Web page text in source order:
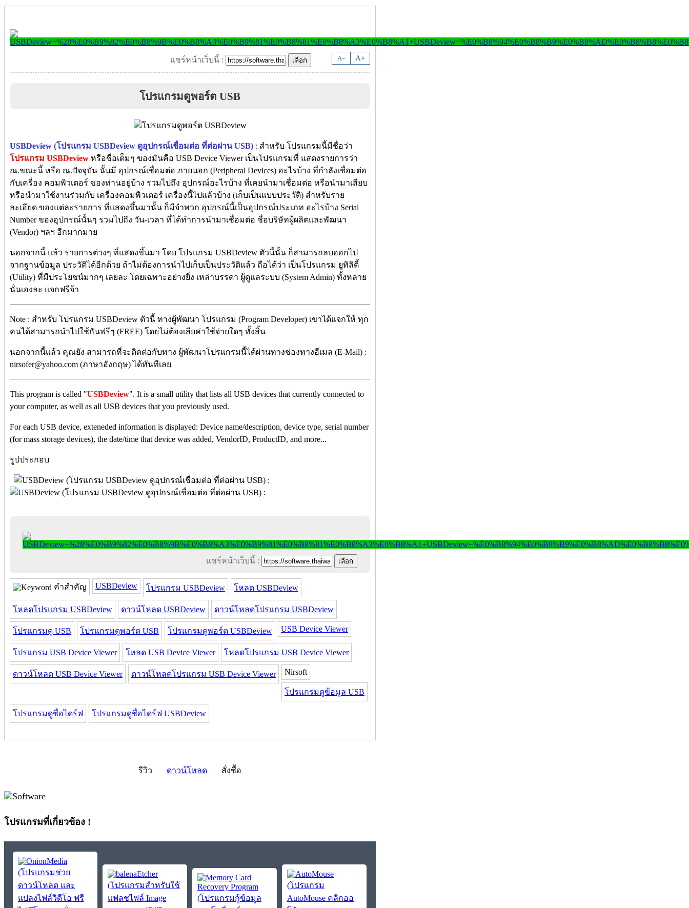
A- A+
แชร์หน้าเว็บนี้ :
โปรแกรมดูพอร์ต USB
USBDeview (โปรแกรม USBDeview ดูอุปกรณ์เชื่อมต่อ ที่ต่อผ่าน USB) : สำหรับ โปรแกรมนี้มีชื่อว่า
โปรแกรม USBDeview หรือชื่อเต็มๆ ของมันคือ USB Device Viewer เป็นโปรแกรมที่ แสดงรายการว่า
ณ.ขณะนี้ หรือ ณ.ปัจจุบัน นั้นมี อุปกรณ์เชื่อมต่อ ภายนอก (Peripheral Devices) อะไรบ้าง ที่กำลังเชื่อมต่อ
กับเครื่อง คอมพิวเตอร์ ของท่านอยู่บ้าง รวมไปถึง อุปกรณ์อะไรบ้าง ที่เคยนำมาเชื่อมต่อ หรือนำมาเสียบ
หรือนำมาใช้งานร่วมกับ เครื่องคอมพิวเตอร์ เครื่องนี้ไปแล้วบ้าง (เก็บเป็นแบบประวัติ) สำหรับราย
ละเอียด ของแต่ละรายการ ที่แสดงขึ้นมานั้น ก็มีจำพวก อุปกรณ์นี้เป็นอุปกรณ์ประเภท อะไรบ้าง Serial
Number ของอุปกรณ์นั้นๆ รวมไปถึง วัน-เวลา ที่ได้ทำการนำมาเชื่อมต่อ ชื่อบริษัทผู้ผลิตและพัฒนา
(Vendor) ฯลฯ อีกมากมาย
นอกจากนี้ แล้ว รายการต่างๆ ที่แสดงขึ้นมา โดย โปรแกรม USBDeview ตัวนี้นั้น ก็สามารถลบออกไป
จากฐานข้อมูล ประวัติได้อีกด้วย ถ้าไม่ต้องการนำไปเก็บเป็นประวัติแล้ว ถือได้ว่า เป็นโปรแกรม ยูทิลิตี้
(Utility) ที่มีประโยชน์มากๆ เลยละ โดยเฉพาะอย่างยิ่ง เหล่าบรรดา ผู้ดูแลระบบ (System Admin) ทั้งหลาย
นั่นเองละ แจกฟรีจ้า
Note : สำหรับ โปรแกรม USBDeview ตัวนี้ ทางผู้พัฒนา โปรแกรม (Program Developer) เขาได้แจกให้ ทุก
คนได้สามารถนำไปใช้กันฟรีๆ (FREE) โดยไม่ต้องเสียค่าใช้จ่ายใดๆ ทั้งสิ้น
นอกจากนี้แล้ว คุณยัง สามารถที่จะติดต่อกับทาง ผู้พัฒนาโปรแกรมนี้ได้ผ่านทางช่องทางอีเมล (E-Mail) :
nirsofer@yahoo.com (ภาษาอังกฤษ) ได้ทันทีเลย
This program is called "USBDeview". It is a small utility that lists all USB devices that currently connected to
your computer, as well as all USB devices that you previously used.
For each USB device, exteneded information is displayed: Device name/description, device type, serial number
(for mass storage devices), the date/time that device was added, VendorID, ProductID, and more...
รูปประกอบ
แชร์หน้าเว็บนี้ :
คำสำคัญ USBDeview โปรแกรม USBDeview โหลด USBDeview
โหลดโปรแกรม USBDeview ดาวน์โหลด USBDeview ดาวน์โหลดโปรแกรม USBDeview
โปรแกรมดู USB โปรแกรมดูพอร์ต USB โปรแกรมดูพอร์ต USBDeview USB Device Viewer
โปรแกรม USB Device Viewer โหลด USB Device Viewer โหลดโปรแกรม USB Device Viewer
ดาวน์โหลด USB Device Viewer ดาวน์โหลดโปรแกรม USB Device Viewer Nirsoft
โปรแกรมดูข้อมูล USB
โปรแกรมดูชื่อไดร์ฟ โปรแกรมดูชื่อไดร์ฟ USBDeview
รีวิว ดาวน์โหลด สั่งซื้อ
โปรแกรมที่เกี่ยวข้อง !